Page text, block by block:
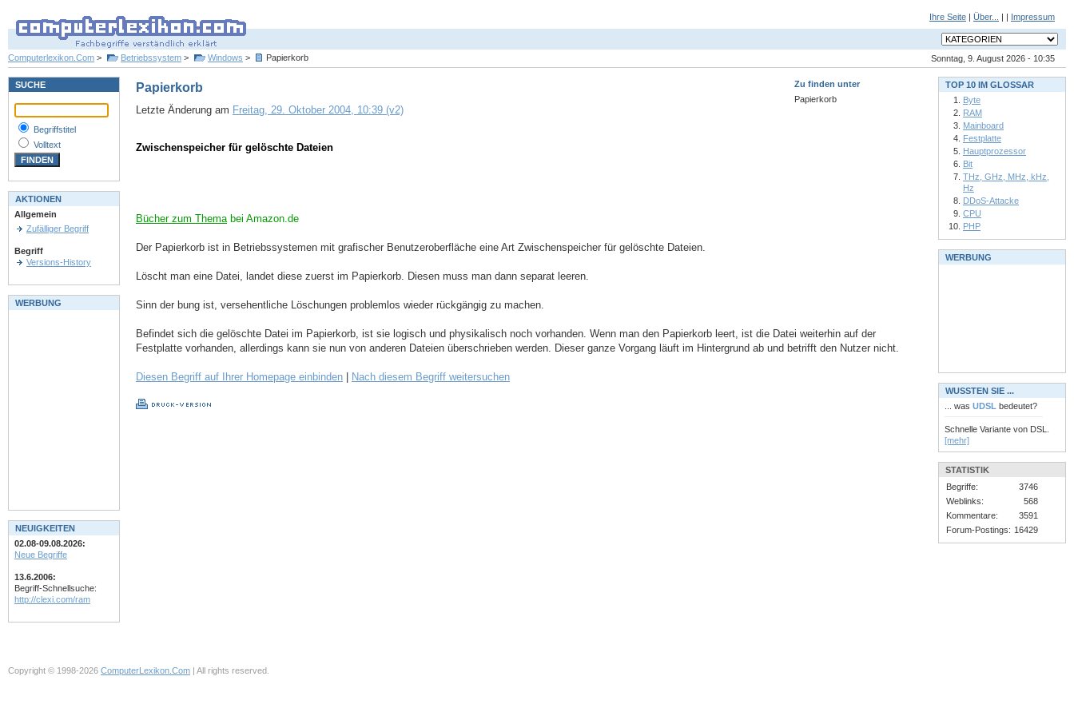
Ihre Seite | Über... | | Impressum
Sonntag, 9. August 2026 - 10:35
Computerlexikon.Com > Betriebssystem > Windows > Papierkorb
Zu finden unter
Papierkorb
Papierkorb
Letzte Änderung am Freitag, 29. Oktober 2004, 10:39 (v2)
Zwischenspeicher für gelöschte Dateien
Bücher zum Themabei Amazon.de
Der Papierkorb ist in Betriebssystemen mit grafischer Benutzeroberfläche eine Art Zwischenspeicher für gelöschte Dateien.
Löscht man eine Datei, landet diese zuerst im Papierkorb. Diesen muss man dann separat leeren.
Sinn der bung ist, versehentliche Löschungen problemlos wieder rückgängig zu machen.
Befindet sich die gelöschte Datei im Papierkorb, ist sie logisch und physikalisch noch vorhanden. Wenn man den Papierkorb leert, ist die Datei weiterhin auf der
Festplatte vorhanden, allerdings kann sie nun von anderen Dateien überschrieben werden. Dieser ganze Vorgang läuft im Hintergrund ab und betrifft den Nutzer nicht.
Diesen Begriff auf Ihrer Homepage einbinden Nach diesem Begriff weitersuchen
SUCHE
Begriffstitel
Volltext
AKTIONEN
Allgemein
Zufälliger Begriff
Begriff
Versions-History
WERBUNG
NEUIGKEITEN
02.08-09.08.2026:
Neue Begriffe
13.6.2006:
Begriff-Schnellsuche:
http://clexi.com/ram
TOP 10 IM GLOSSAR
Byte
RAM
Mainboard
Festplatte
Hauptprozessor
Bit
THz, GHz, MHz, kHz,
Hz
DDoS-Attacke
CPU
PHP
WERBUNG
WUSSTEN SIE ...
... was UDSL bedeutet?
Schnelle Variante von DSL.
[mehr]
STATISTIK
Begriffe:
3746
Weblinks:
568
Kommentare:
3591
Forum-Postings: 16429
Copyright © 1998-2026 ComputerLexikon.Com | All rights reserved.